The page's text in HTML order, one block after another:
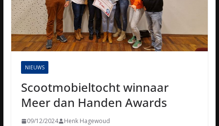
NIEUWS
Scootmobieltocht winnaar
Meer dan Handen Awards
09/12/2024 Henk Hagewoud